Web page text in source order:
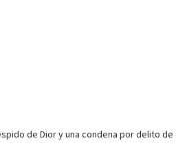
de Dior y una condena por delito de